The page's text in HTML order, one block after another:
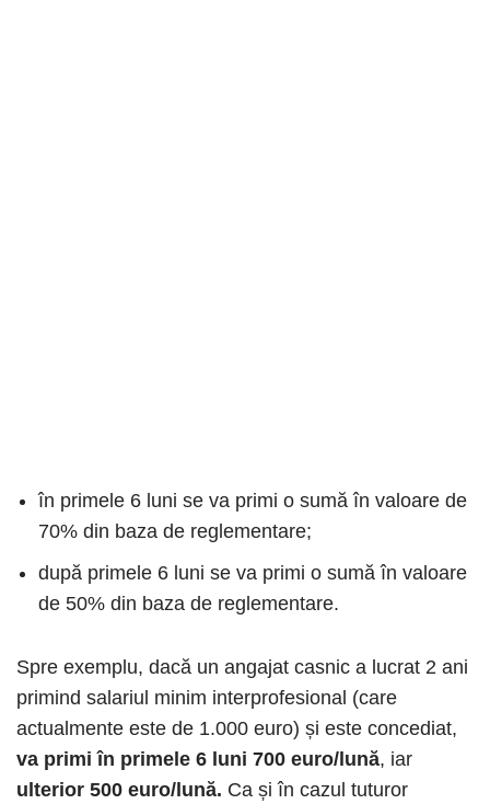
în primele 6 luni se va primi o sumă în valoare de
70% din baza de reglementare;
după primele 6 luni se va primi o sumă în valoare
de 50% din baza de reglementare.
Spre exemplu, dacă un angajat casnic a lucrat 2 ani
primind salariul minim interprofesional (care
actualmente este de 1.000 euro) și este concediat,
va primi în primele 6 luni 700 euro/lună, iar
ulterior 500 euro/lună. Ca și în cazul tuturor